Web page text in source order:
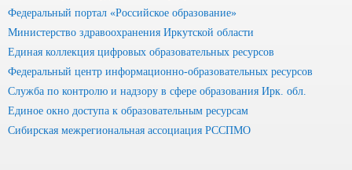
Федеральный портал «Российское образование»
Министерство здравоохранения Иркутской области
Единая коллекция цифровых образовательных ресурсов
Федеральный центр информационно-образовательных ресурсов
Служба по контролю и надзору в сфере образования Ирк. обл.
Единое окно доступа к образовательным ресурсам
Сибирская межрегиональная ассоциация РССПМО